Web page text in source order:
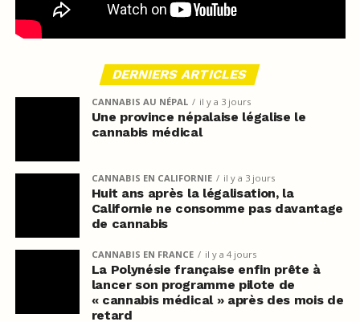
DERNIERS ARTICLES
CANNABIS AU NÉPAL il y a 3 jours
Une province népalaise légalise le
cannabis médical
CANNABIS EN CALIFORNIE il y a 3 jours
Huit ans après la légalisation, la
Californie ne consomme pas davantage
de cannabis
CANNABIS EN FRANCE il y a 4 jours
La Polynésie française enfin prête à
lancer son programme pilote de
« cannabis médical » après des mois de
retard